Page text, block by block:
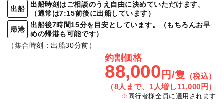
出船
出船時刻はご相談のうえ自由に決めていただけます。
（通常は7:15前後に出船しています）
帰港
出船後7時間15分を目安としています。（もちろんお早
めの帰港も可能です）
（集合時刻：出船30分前）
釣割価格
88,000 円/隻
（税込）
（8人まで、1人増し11,000円）
同行者様全員に適用されます